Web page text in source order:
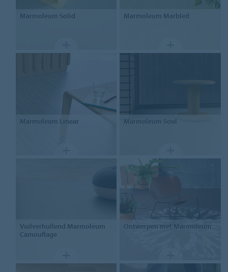
Marmoleum Solid Marmoleum Marbled
Marmoleum Linear Marmoleum Soul
Vuilverhullend Marmoleum
Camouflage
Ontwerpen met Marmoleum